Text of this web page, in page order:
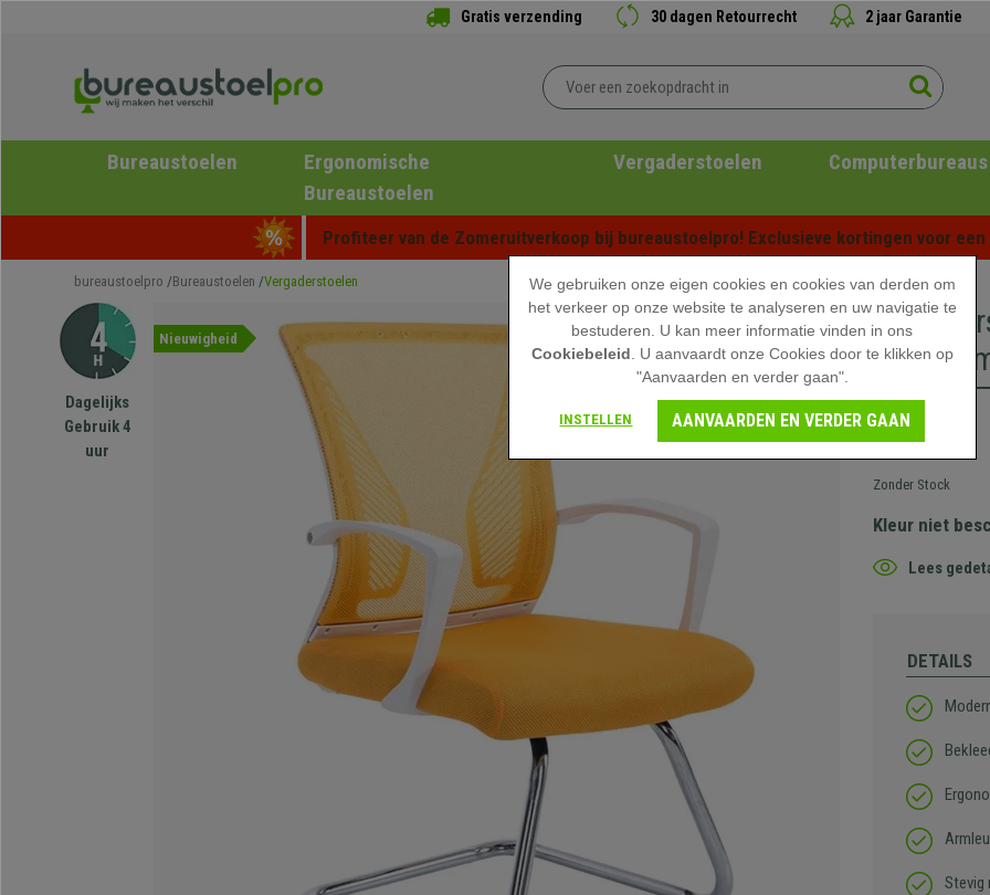
Gratis verzending 30 dagen Retourrecht 2 jaar Garantie
Bureaustoelen
Ergonomische
Bureaustoelen
Vergaderstoelen Computerbureaus
Profiteer van de Zomeruitverkoop bij bureaustoelpro! Exclusieve kortingen voor
bureaustoelpro Bureaustoelen Vergaderstoelen
Dagelijks
Gebruik 4
uur
Nieuwigheid
van
119,90 €
Zonder Stock
Kleur niet
Lees
DETAILS
Stevig
We gebruiken onze eigen cookies en cookies van derden om
het verkeer op onze website te analyseren en uw navigatie te
bestuderen. U kan meer informatie vinden in ons
Cookiebeleid . U aanvaardt onze Cookies door te klikken op
"Aanvaarden en verder gaan".
INSTELLEN AANVAARDEN EN VERDER GAAN